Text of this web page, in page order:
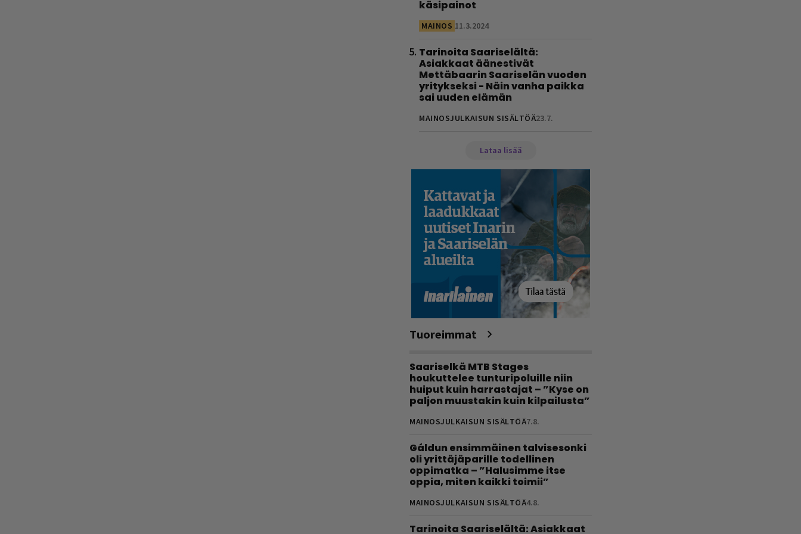
käsipainot
MAINOS 11.3.2024
Tarinoita Saariselältä:
Asiakkaat äänestivät
Mettäbaarin Saariselän vuoden
yritykseksi - Näin vanha paikka
sai uuden elämän
MAINOSJULKAISUN SISÄLTÖÄ23.7.
Lataa lisää
Tuoreimmat
Saariselkä MTB Stages
houkuttelee tunturipoluille niin
huiput kuin harrastajat – ”Kyse on
paljon muustakin kuin kilpailusta”
MAINOSJULKAISUN SISÄLTÖÄ7.8.
Gáldun ensimmäinen talvisesonki
oli yrittäjäparille todellinen
oppimatka – ”Halusimme itse
oppia, miten kaikki toimii”
MAINOSJULKAISUN SISÄLTÖÄ4.8.
Tarinoita Saariselältä: Asiakkaat